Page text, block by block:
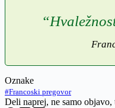
Oznake
#Francoski pregovor
Deli naprej, ne samo objavo,